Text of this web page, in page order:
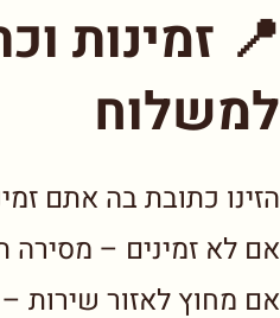
📍 זמינות
למשלוח
הזינו כתובת בה אתם
אם לא זמינים –
אם מחוץ לאזור שירות